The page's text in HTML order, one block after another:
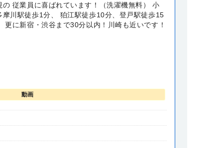
の 従業員に喜ばれています！（洗濯機無料） 小
摩川駅徒歩1分、 狛江駅徒歩10分、登戸駅徒歩15
更に新宿・渋谷まで30分以内！川崎も近いです！
動画